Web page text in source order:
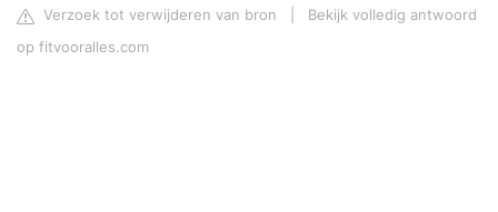
Verzoek tot verwijderen van bron
Bekijk volledig antwoord
op fitvooralles.com